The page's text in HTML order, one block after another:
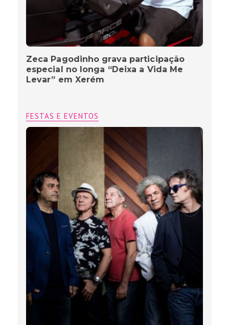
Zeca Pagodinho grava participação
especial no longa “Deixa a Vida Me
Levar” em Xerém
FESTAS E EVENTOS